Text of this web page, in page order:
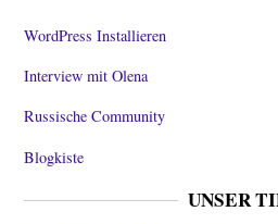
WordPress Installieren
Interview mit Olena
Russische Community
Blogkiste
UNSER